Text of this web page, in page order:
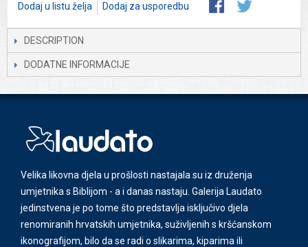
Dodaj u listu želja Dodaj za usporedbu
DESCRIPTION
DODATNE INFORMACIJE
Velika likovna djela u prošlosti nastajala su iz druženja
umjetnika s Biblijom - a i danas nastaju. Galerija Laudato
jedinstvena je po tome što predstavlja isključivo djela
renomiranih hrvatskih umjetnika, suživljenih s kršćanskom
ikonografijom, bilo da se radi o slikarima, kiparima ili